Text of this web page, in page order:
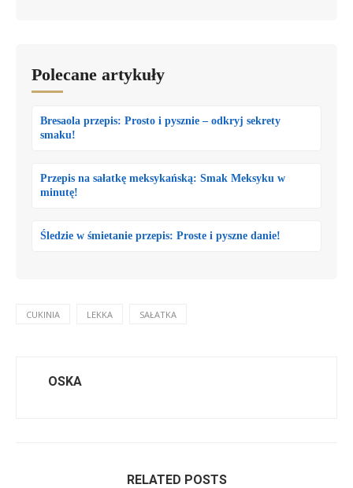
Polecane artykuły
Bresaola przepis: Prosto i pysznie – odkryj sekrety
smaku!
Przepis na sałatkę meksykańską: Smak Meksyku w
minutę!
Śledzie w śmietanie przepis: Proste i pyszne danie!
CUKINIA LEKKA SAŁATKA
OSKA
RELATED POSTS